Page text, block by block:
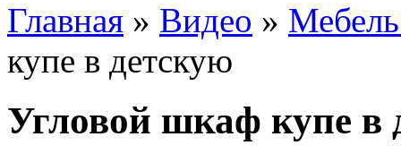
Главная » Видео »
купе в детскую
Угловой шкаф купе в